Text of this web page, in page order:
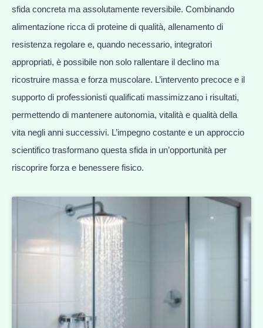
sfida concreta ma assolutamente reversibile. Combinando
alimentazione ricca di proteine di qualità, allenamento di
resistenza regolare e, quando necessario, integratori
appropriati, è possibile non solo rallentare il declino ma
ricostruire massa e forza muscolare. L’intervento precoce e il
supporto di professionisti qualificati massimizzano i risultati,
permettendo di mantenere autonomia, vitalità e qualità della
vita negli anni successivi. L’impegno costante e un approccio
scientifico trasformano questa sfida in un’opportunità per
riscoprire forza e benessere fisico.